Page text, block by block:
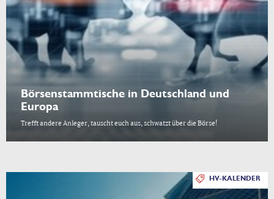
Börsenstammtische in Deutschland und
Europa
Trefft andere Anleger, tauscht euch aus, schwatzt über die Börse!
HV-KALENDER